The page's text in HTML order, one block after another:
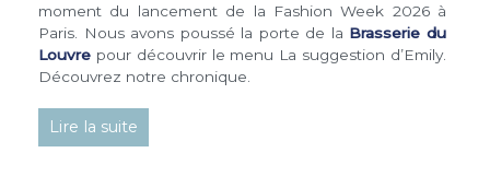
moment du lancement de la Fashion Week 2026 à
Paris. Nous avons poussé la porte de la Brasserie du
Louvre pour découvrir le menu La suggestion d’Emily.
Découvrez notre chronique.
Lire la suite